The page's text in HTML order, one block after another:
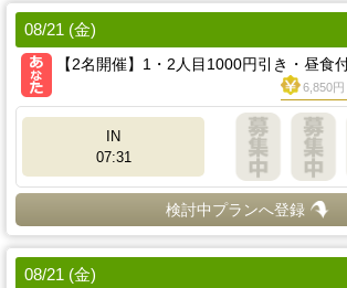
08/21 (金)
【2名開催】1・2人目1000円引き・昼食
6,850
IN
07:31
検討中プランへ登録
08/21 (金)